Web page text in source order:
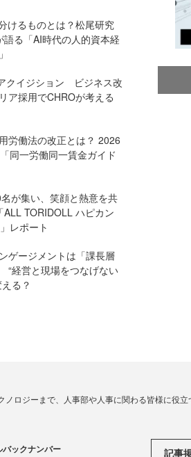
けるものとは？松尾研究
語る「AI時代の人的資本経
クイジション ビジネス改
ア採用でCHROが考える
労働法の改正とは？ 2026
同一労働同一賃金ガイド
が集い、笑顔と熱意を共
TORIDOLL ハピカン
レポート
ゲージメントは「課長層
経営と現場をつなげない
る？
ロジーまで、人事部や人事に関わる皆様に役
バックナンバー 記事